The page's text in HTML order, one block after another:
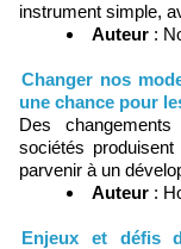
instrument simple,
Auteur :
Changer nos
une chance pour
Des
sociétés
parvenir à un
Auteur :
Enjeux et défis